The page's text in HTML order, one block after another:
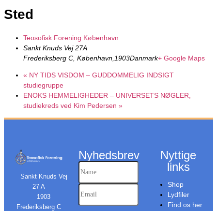
Sted
Teosofisk Forening København
Sankt Knuds Vej 27A
Frederiksberg C, København 1903Danmark+ Google Maps
« NY TIDS VISDOM – GUDDOMMELIG INDSIGT
studiegruppe
ENOKS HEMMELIGHEDER – UNIVERSETS NØGLER,
studiekreds ved Kim Pedersen »
Sankt Knuds Vej
27 A
1903
Frederiksberg C
Nyhedsbrev
Nyttige
links
Shop
Lydfiler
Find os her